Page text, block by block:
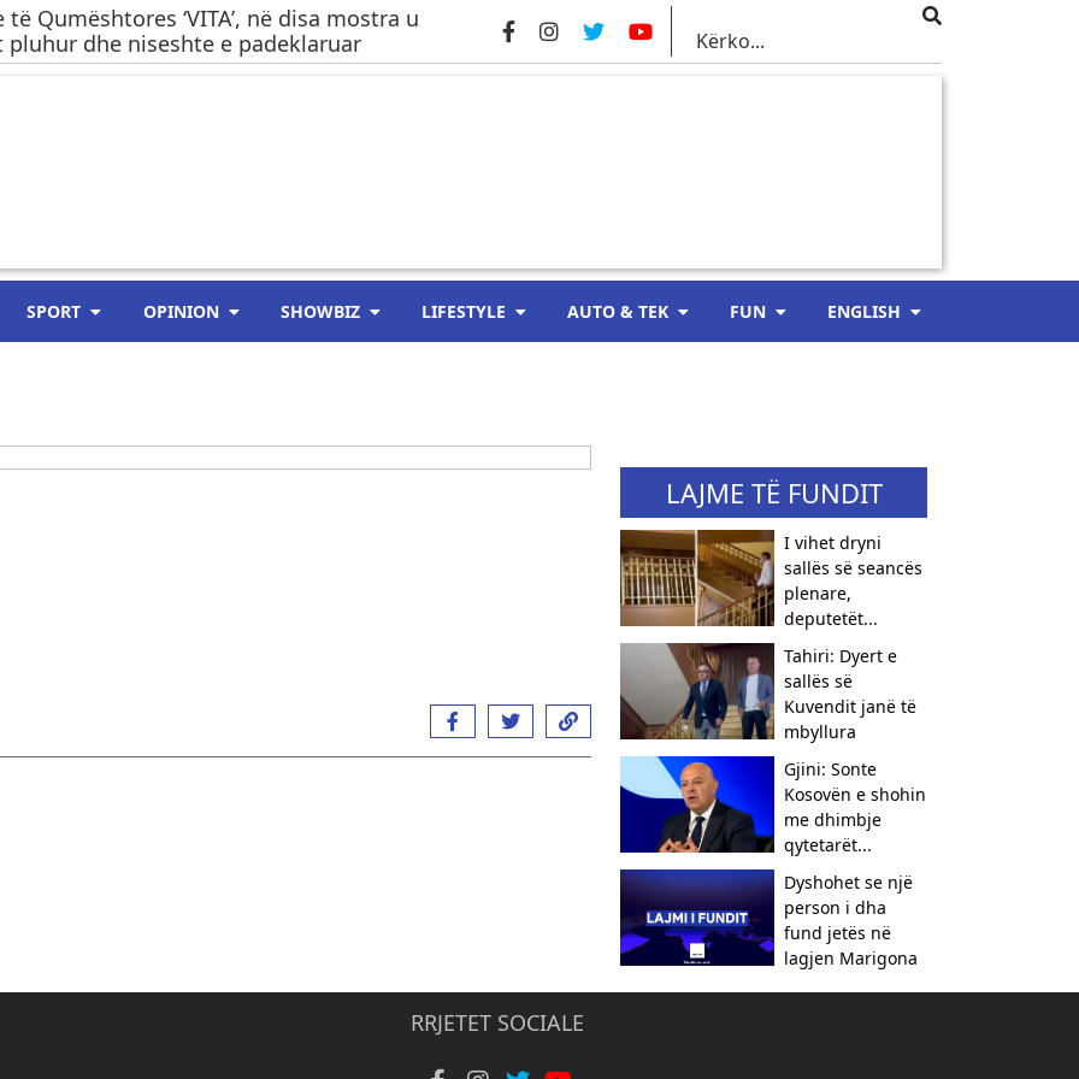
Qumështores ‘VITA’, në disa mostra u
dhe niseshte e padeklaruar
SPORT OPINION SHOWBIZ LIFESTYLE AUTO & TEK FUN ENGLISH
LAJME TË FUNDIT
I vihet dryni
sallës së seancës
plenare,
deputetët...
Tahiri: Dyert e
sallës së
Kuvendit janë të
mbyllura
Gjini: Sonte
Kosovën e shohin
me dhimbje
qytetarët...
Dyshohet se një
person i dha
fund jetës në
lagjen Marigona
RRJETET SOCIALE